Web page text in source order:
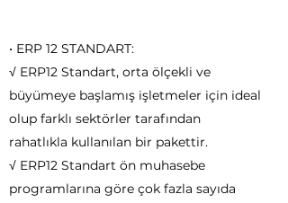
• ERP 12 STANDART:
√ ERP12 Standart, orta ölçekli ve
büyümeye başlamış işletmeler için ideal
olup farklı sektörler tarafından
rahatlıkla kullanılan bir pakettir.
√ ERP12 Standart ön muhasebe
programlarına göre çok fazla sayıda